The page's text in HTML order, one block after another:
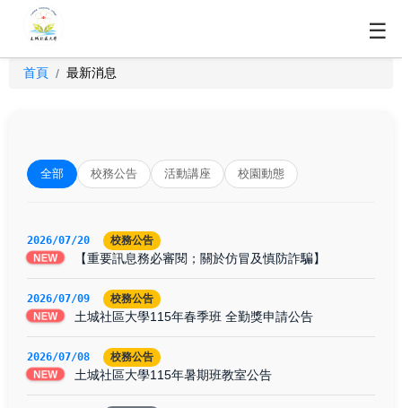
☰
首頁 / 最新消息
全部 校務公告 活動講座 校園動態
2026/07/20 校務公告
NEW 【重要訊息務必審閱；關於仿冒及慎防詐騙】
2026/07/09 校務公告
NEW 土城社區大學115年春季班 全勤獎申請公告
2026/07/08 校務公告
NEW 土城社區大學115年暑期班教室公告